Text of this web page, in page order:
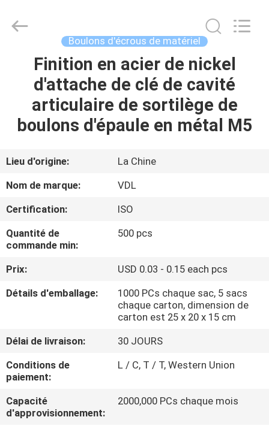
MAISON
PRODUITS
SUJET
DE
NOUS
VISITE
D'USINE
CONTRÔLE
QUALITÉ
PLAN
DU
SITE
LTD.
Boulons d'écrous de matériel
Finition en acier de nickel
d'attache de clé de cavité
articulaire de sortilège de
boulons d'épaule en métal M5
Lieu d'origine:
La Chine
Nom de marque:
VDL
Certification:
ISO
Quantité de
commande min:
500 pcs
Prix:
USD 0.03 - 0.15 each pcs
Détails d'emballage:
1000 PCs chaque sac, 5 sacs
chaque carton, dimension de
carton est 25 x 20 x 15 cm
Délai de livraison:
30 JOURS
Conditions de
paiement:
L / C, T / T, Western Union
Capacité
d'approvisionnement:
2000,000 PCs chaque mois